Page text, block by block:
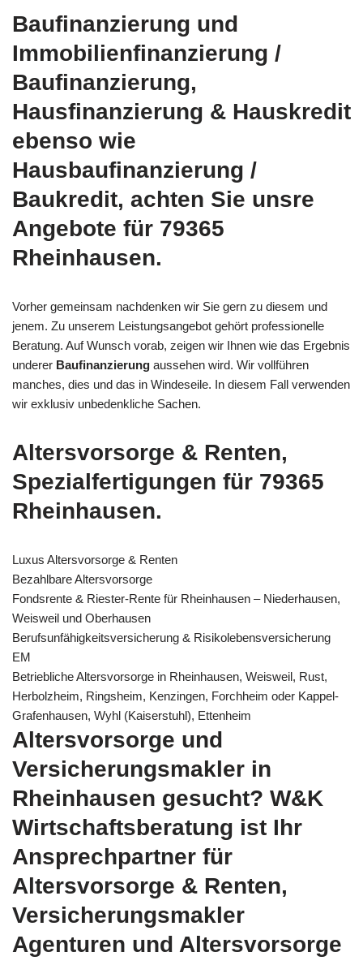
Baufinanzierung und
Immobilienfinanzierung /
Baufinanzierung,
Hausfinanzierung & Hauskredit
ebenso wie
Hausbaufinanzierung /
Baukredit, achten Sie unsre
Angebote für 79365
Rheinhausen.
Vorher gemeinsam nachdenken wir Sie gern zu diesem und
jenem. Zu unserem Leistungsangebot gehört professionelle
Beratung. Auf Wunsch vorab, zeigen wir Ihnen wie das Ergebnis
underer Baufinanzierung aussehen wird. Wir vollführen
manches, dies und das in Windeseile. In diesem Fall verwenden
wir exklusiv unbedenkliche Sachen.
Altersvorsorge & Renten,
Spezialfertigungen für 79365
Rheinhausen.
Luxus Altersvorsorge & Renten
Bezahlbare Altersvorsorge
Fondsrente & Riester-Rente für Rheinhausen – Niederhausen,
Weisweil und Oberhausen
Berufsunfähigkeitsversicherung & Risikolebensversicherung
EM
Betriebliche Altersvorsorge in Rheinhausen, Weisweil, Rust,
Herbolzheim, Ringsheim, Kenzingen, Forchheim oder Kappel-
Grafenhausen, Wyhl (Kaiserstuhl), Ettenheim
Altersvorsorge und
Versicherungsmakler in
Rheinhausen gesucht? W&K
Wirtschaftsberatung ist Ihr
Ansprechpartner für
Altersvorsorge & Renten,
Versicherungsmakler
Agenturen und Altersvorsorge